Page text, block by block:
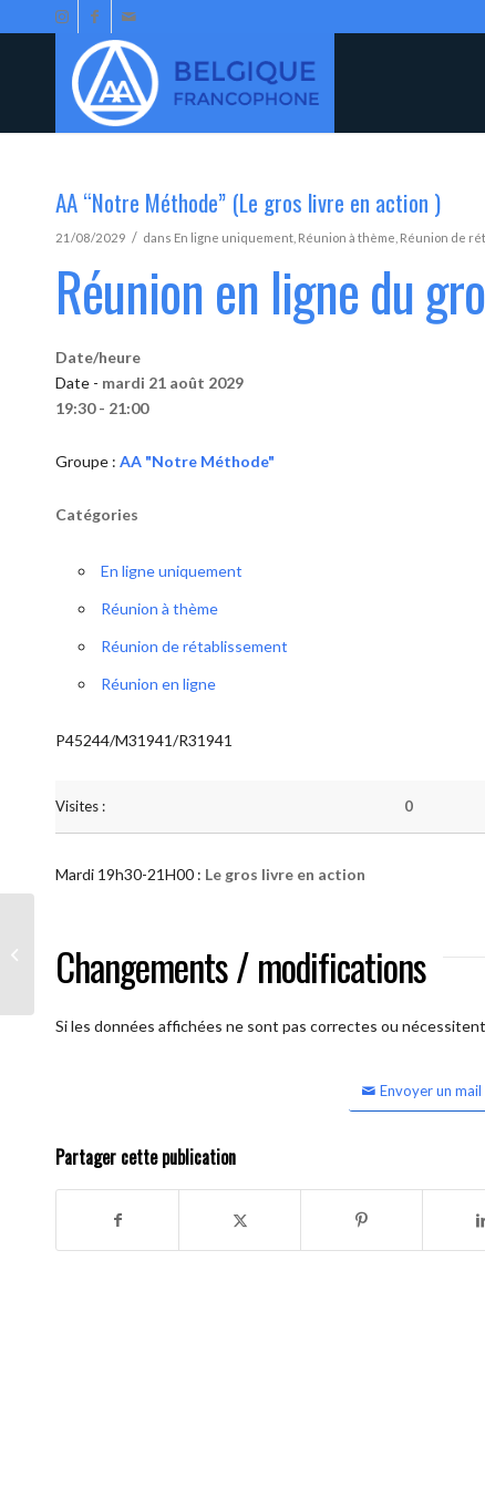
AA “Notre Méthode” (Le gros livre en action )
21/08/2029 / dans En ligne uniquement Réunion à thème Réunion de
Réunion en ligne du
Date/heure
Date - mardi 21 août 2029
19:30 - 21:00
Groupe : AA "Notre Méthode"
Catégories
En ligne uniquement
Réunion à thème
Réunion de rétablissement
Réunion en ligne
P45244/M31941/R31941
Visites : 0
Mardi 19h30-21H00 : Le gros livre en action
Changements / modifications
Si les données affichées ne sont pas correctes ou
Envoyer un
Partager cette publication
action )